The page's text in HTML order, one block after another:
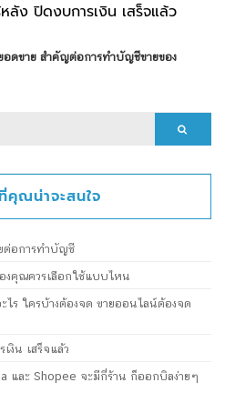
ลัง ปิดงบการเงิน เสร็จแล้ว
อดขาย สำคัญต่อการทำบัญชีขายของ
คุณน่าจะสนใจ
ต่อการทำบัญชี
งคุณควรเลือกใช้แบบไหน
ร ใครบ้างต้องจด ขายออนไลน์ต้องจด
งิน เสร็จแล้ว
และ Shopee จะมีกี่ร้าน ก็ออกบิลง่ายๆ